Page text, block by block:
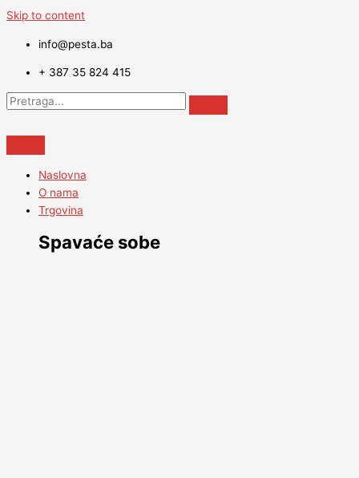
Skip to content
info@pesta.ba
+ 387 35 824 415
Naslovna
O nama
Trgovina
Spavaće sobe